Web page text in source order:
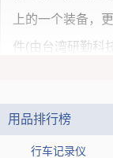
上的一个装备，
件(由台湾研勤科
用品排行榜
行车记录仪